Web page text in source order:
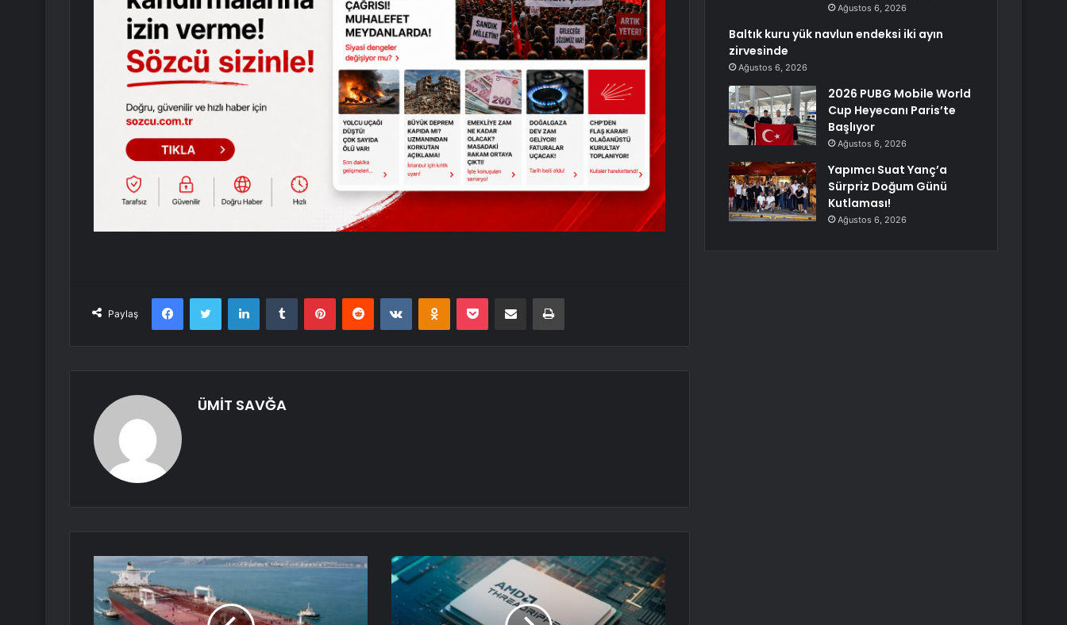
Paylaş
FacebookTwitter LinkedInTumblr PinterestReddit VKontakteOdnoklassniki
Pocket E-Posta ile paylaş Yazdır
ÜMİT SAVĞA
Ağustos 6, 2026
Baltık kuru yük navlun endeksi iki ayın
zirvesinde
Ağustos 6, 2026
2026 PUBG Mobile World
Cup Heyecanı Paris’te
Başlıyor
Ağustos 6, 2026
Yapımcı Suat Yanç’a
Sürpriz Doğum Günü
Kutlaması!
Ağustos 6, 2026